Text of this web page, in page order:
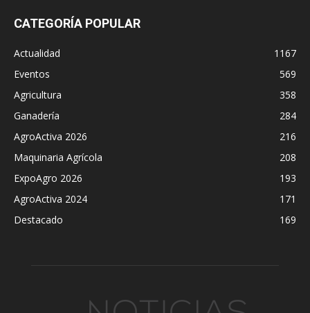
CATEGORÍA POPULAR
Actualidad
1167
Eventos
569
Agricultura
358
Ganadería
284
AgroActiva 2026
216
Maquinaria Agrícola
208
ExpoAgro 2026
193
AgroActiva 2024
171
Destacado
169